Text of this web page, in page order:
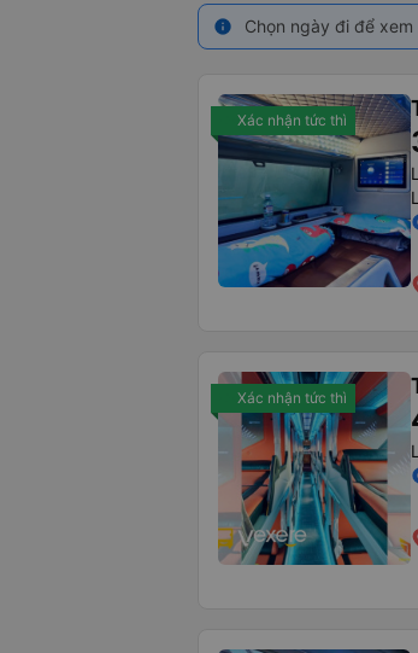
info Chọn ngày đi để
Xác nhận tức thì
Xác nhận tức thì